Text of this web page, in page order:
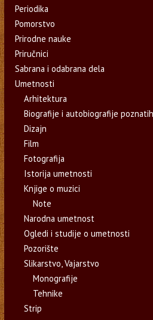
Periodika
Pomorstvo
Prirodne nauke
Priručnici
Sabrana i odabrana dela
Umetnosti
Arhitektura
Biografije i autobiografije
Dizajn
Film
Fotografija
Istorija umetnosti
Knjige o muzici
Note
Narodna umetnost
Ogledi i studije o umetnosti
Pozorište
Slikarstvo, Vajarstvo
Monografije
Tehnike
Strip